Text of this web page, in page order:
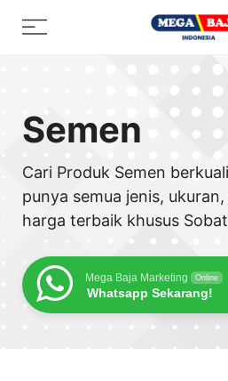
Menu
Semen
Cari Produk Semen
punya semua jenis,
harga terbaik khusus
Mega Baja Marketing Online
Whatsapp Sekarang!